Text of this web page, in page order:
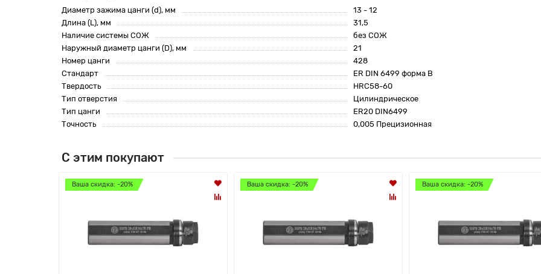
Диаметр зажима цанги (d), мм
13 - 12
Длина (L), мм
31,5
Наличие системы СОЖ
без СОЖ
Наружный диаметр цанги (D), мм
21
Номер цанги
428
Стандарт
ER DIN 6499 форма B
Твердость
HRC58-60
Тип отверстия
Цилиндрическое
Тип цанги
ER20 DIN6499
Точность
0,005 Прецизионная
С этим покупают
Ваша скидка: -20% Ваша скидка: -20% Ваша скидка: -20%